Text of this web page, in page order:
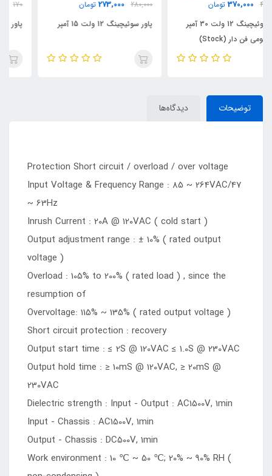
280,000
273,000
پاور سوئیچینگ 12 ولت 15 آمپر
170
149,000
پاور سوئیچینگ 12 ولت 5 آمپر
توضیحات دیدگاه‌ها
Protection Short circuit / overload / over voltage
Input Voltage & Frequency Range : 85 ~ 264VAC/47
~ 63Hz
Inrush Current : 20A @ 120VAC ( cold start )
Output adjustment range : ± 10% ( rated output
voltage )
Overload : 105% to 200% ( rated load ) , since the
resumption of
Overvoltage: 115% ~ 135% ( rated output voltage )
Short circuit protection : recovery
Output start time : ≤ 2S @ 120VAC ≤ 1.0S @ 230VAC
Output hold time : ≥ 10mS @ 120VAC, ≥ 20mS @
230VAC
Dielectric strength : Input - Output : AC1500V, 1min
Input - Chassis : AC1500V, 1min
Output - Chassis : DC500V, 1min
Work environment : 10 ℃ ~ 50 ℃; 20% ~ 90% RH (